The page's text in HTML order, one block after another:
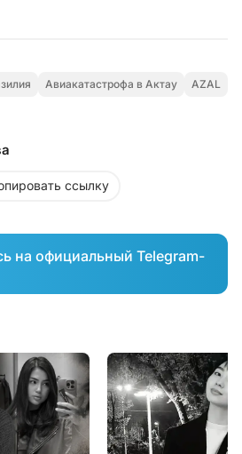
Авиакатастрофа в Актау AZAL
ссылку
на официальный Telegram-